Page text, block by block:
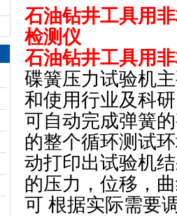
石油钻井工具用
检测仪
石油钻井工具用
碟簧压力试验机
和使用行业及科
可自动完成弹簧
的整个循环测试
动打印出试验机
的压力，位移，
可 根据实际需要